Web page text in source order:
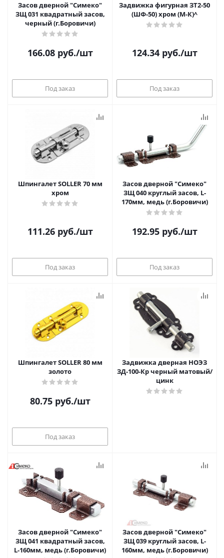
Засов дверной "Симеко"
ЗЩ 031 квадратный засов,
черный (г.Боровичи)
166.08руб./шт
Под заказ
Задвижка фигурная ЗТ2-50
(ШФ-50) хром (М-К)^
124.34руб./шт
Под заказ
Шпингалет SOLLER 70 мм
хром
111.26руб./шт
Под заказ
Засов дверной "Симеко"
ЗЩ 040 круглый засов, L-
170мм, медь (г.Боровичи)
192.95руб./шт
Под заказ
Шпингалет SOLLER 80 мм
золото
80.75руб./шт
Под заказ
Задвижка дверная НОЭЗ
ЗД-100-Кр черный матовый/
цинк
Засов дверной "Симеко"
ЗЩ 041 квадратный засов,
L-160мм, медь (г.Боровичи)
Засов дверной "Симеко"
ЗЩ 039 круглый засов, L-
160мм, медь (г.Боровичи)